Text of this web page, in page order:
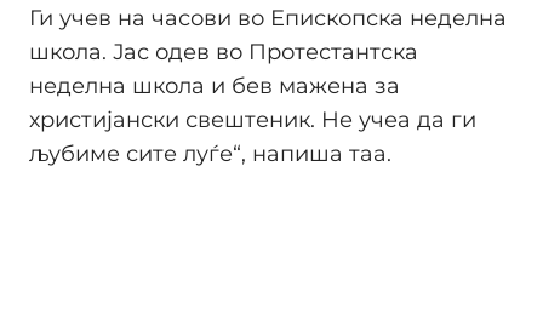
Ги учев на часови во Епископска неделна
школа. Јас одев во Протестантска
неделна школа и бев мажена за
христијански свештеник. Не учеа да ги
љубиме сите луѓе“, напиша таа.